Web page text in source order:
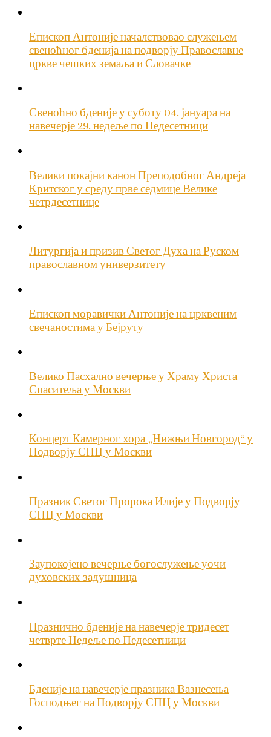
Епископ Антоније началствовао служењем
свеноћног бденија на подворју Православне
цркве чешких земаља и Словачке
Свеноћно бденије у суботу 04. јануара на
навечерје 29. недеље по Педесетници
Велики покајни канон Преподобног Андреја
Критског у среду прве седмице Велике
четрдесетнице
Литургија и призив Светог Духа на Руском
православном универзитету
Епископ моравички Антоније на црквеним
свечаностима у Бејруту
Велико Пасхално вечерње у Храму Христа
Спаситеља у Москви
Концерт Камерног хора „Нижњи Новгород“ у
Подворју СПЦ у Москви
Празник Светог Пророка Илије у Подворју
СПЦ у Москви
Заупокојено вечерње богослужење уочи
духовских задушница
Празнично бденије на навечерје тридесет
четврте Недеље по Педесетници
Бденије на навечерје празника Вазнесења
Господњег на Подворју СПЦ у Москви